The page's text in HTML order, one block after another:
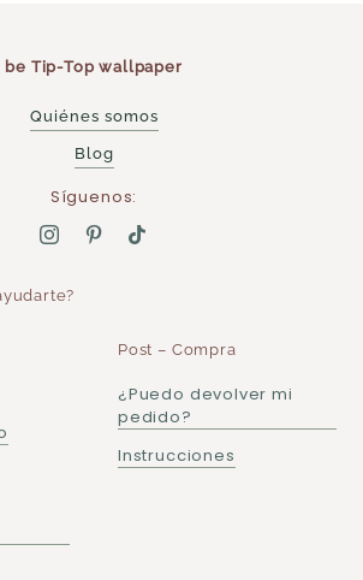
be Tip-Top wallpaper
Quiénes somos
Blog
Síguenos:
Post – Compra
¿Puedo devolver mi
pedido?
Instrucciones